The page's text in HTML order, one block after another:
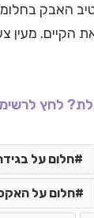
האבק
הקיים. מעין
לחץ
חלום על
חלום על